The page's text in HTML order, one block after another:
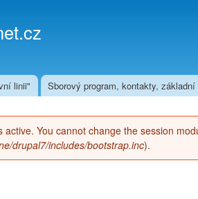
linii" Sborový program, kontakty, základní
active. You cannot change the session
drupal7/includes/bootstrap.inc).